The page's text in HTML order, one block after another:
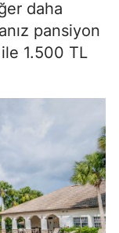
daha
pansiyon
1.500 TL